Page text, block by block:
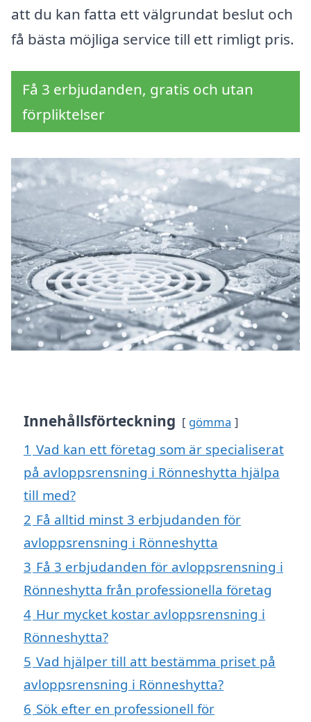
att du kan fatta ett välgrundat beslut och
få bästa möjliga service till ett rimligt pris.
Få 3 erbjudanden, gratis och utan
förpliktelser
Innehållsförteckning gömma
1 Vad kan ett företag som är specialiserat
på avloppsrensning i Rönneshytta hjälpa
till med?
2 Få alltid minst 3 erbjudanden för
avloppsrensning i Rönneshytta
3 Få 3 erbjudanden för avloppsrensning i
Rönneshytta från professionella företag
4 Hur mycket kostar avloppsrensning i
Rönneshytta?
5 Vad hjälper till att bestämma priset på
avloppsrensning i Rönneshytta?
6 Sök efter en professionell för